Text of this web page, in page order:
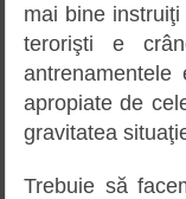
mai bine
terorişti e
apropiate de
gravitatea
Trebuie să